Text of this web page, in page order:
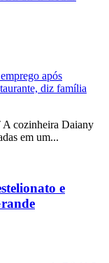
cozinheira Daiany
em um...
e